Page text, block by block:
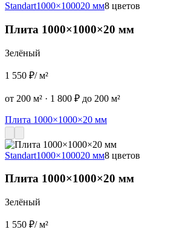
Standart1000×100020 мм8 цветов
Плита 1000×1000×20 мм
Зелёный
1 550 ₽/ м²
от 200 м² · 1 800 ₽ до 200 м²
Плита 1000×1000×20 мм
Standart1000×100020 мм8 цветов
Плита 1000×1000×20 мм
Зелёный
1 550 ₽/ м²